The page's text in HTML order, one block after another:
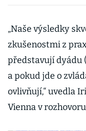
„Naše výsledky
zkušenostmi z
představují dyádu
a pokud jde o
ovlivňují,“ uvedla
Vienna v